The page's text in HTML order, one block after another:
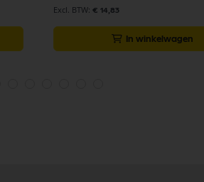
€ 14,83
In winkelwagen